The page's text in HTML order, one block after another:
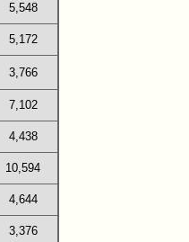
5,548
5,172
3,766
7,102
4,438
10,594
4,644
3,376